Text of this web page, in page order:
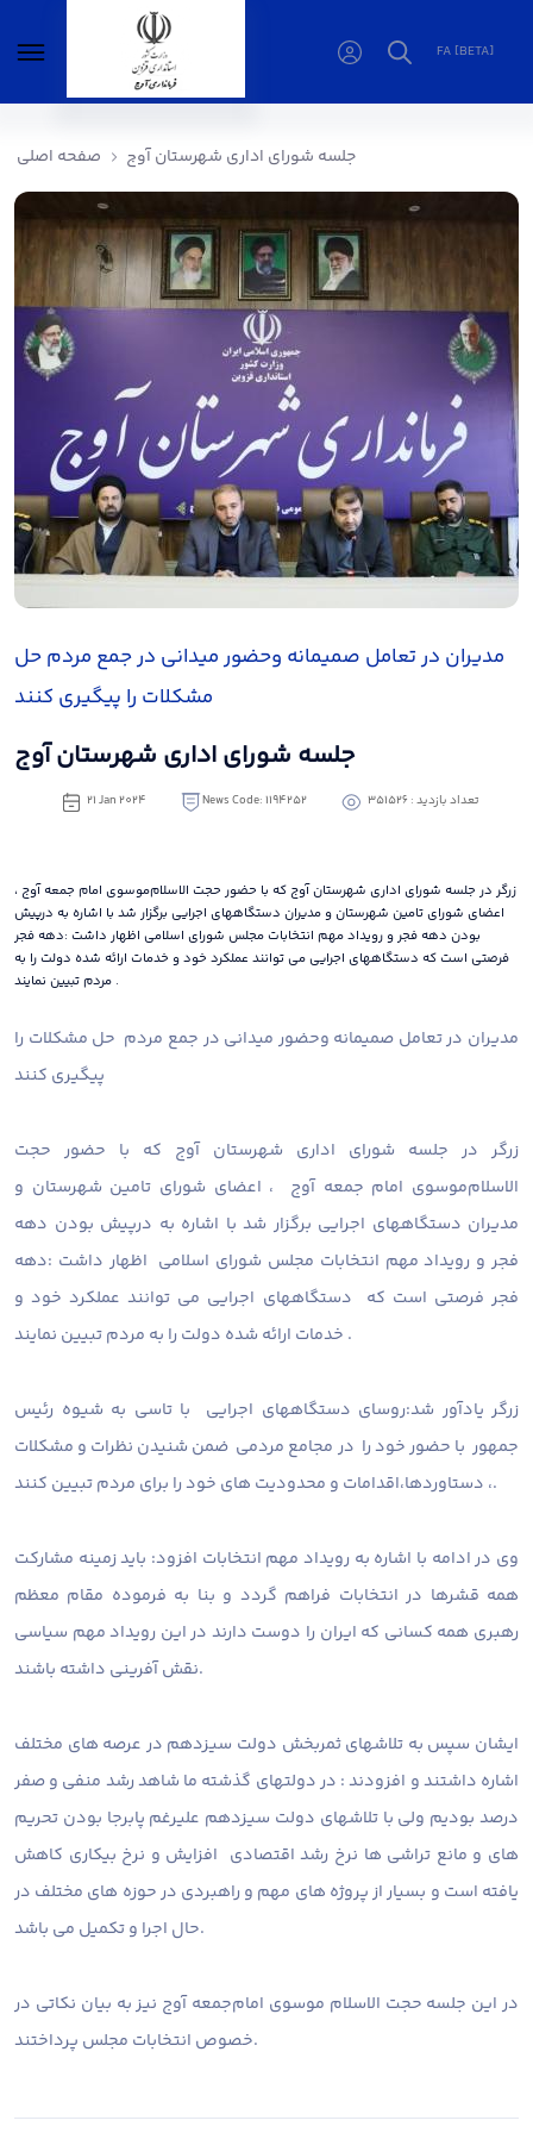
FA [BETA]
آوج
صفحه اصلی جلسه شورای اداری شهرستان آوج
مدیران در تعامل صمیمانه وحضور میدانی در جمع مردم حل
مشکلات را پیگیری کنند
جلسه شورای اداری شهرستان آوج
21 Jan 2024 News Code: 1194252 تعداد بازدید : 351526
زرگر در جلسه شورای اداری شهرستان آوج که با حضور حجت الاسلام‌موسوی امام جمعه آوج ،
اعضای شورای تامین شهرستان و مدیران دستگاههای اجرایی برگزار شد با اشاره به درپیش
بودن دهه فجر و رویداد مهم انتخابات مجلس شورای اسلامی اظهار داشت :دهه فجر
فرصتی است که دستگاههای اجرایی می توانند عملکرد خود و خدمات ارائه شده دولت را به
مردم تبیین نمایند .
مدیران در تعامل صمیمانه وحضور میدانی در جمع مردم حل مشکلات را
پیگیری کنند
زرگر در جلسه شورای اداری شهرستان آوج که با حضور حجت
الاسلام‌موسوی امام جمعه آوج ، اعضای شورای تامین شهرستان و
مدیران دستگاههای اجرایی برگزار شد با اشاره به درپیش بودن دهه
فجر و رویداد مهم انتخابات مجلس شورای اسلامی اظهار داشت :دهه
فجر فرصتی است که دستگاههای اجرایی می توانند عملکرد خود و
خدمات ارائه شده دولت را به مردم تبیین نمایند .
زرگر یادآور شد:روسای دستگاههای اجرایی با تاسی به شیوه رئیس
جمهور با حضور خود را در مجامع مردمی ضمن شنیدن نظرات و مشکلات
، دستاوردها،اقدامات و محدودیت های خود را برای مردم تبیین کنند.
وی در ادامه با اشاره به رویداد مهم انتخابات افزود: باید زمینه مشارکت
همه قشرها در انتخابات فراهم گردد و بنا به فرموده مقام معظم
رهبری همه کسانی که ایران را دوست دارند در این رویداد مهم سیاسی
نقش آفرینی داشته باشند.
ایشان سپس به تلاشهای ثمربخش دولت سیزدهم در عرصه های مختلف
اشاره داشتند و افزودند : در دولتهای گذشته ما شاهد رشد منفی و صفر
درصد بودیم ولی با تلاشهای دولت سیزدهم علیرغم‌ پابرجا بودن تحریم
های و مانع تراشی ها نرخ رشد اقتصادی افزایش و نرخ بیکاری کاهش
یافته است و بسیار از پروژه های مهم و راهبردی در حوزه های مختلف در
حال اجرا و تکمیل می باشد.
در این جلسه حجت الاسلام موسوی امام‌جمعه آوج نیز به بیان‌ نکاتی در
خصوص انتخابات مجلس پرداختند.